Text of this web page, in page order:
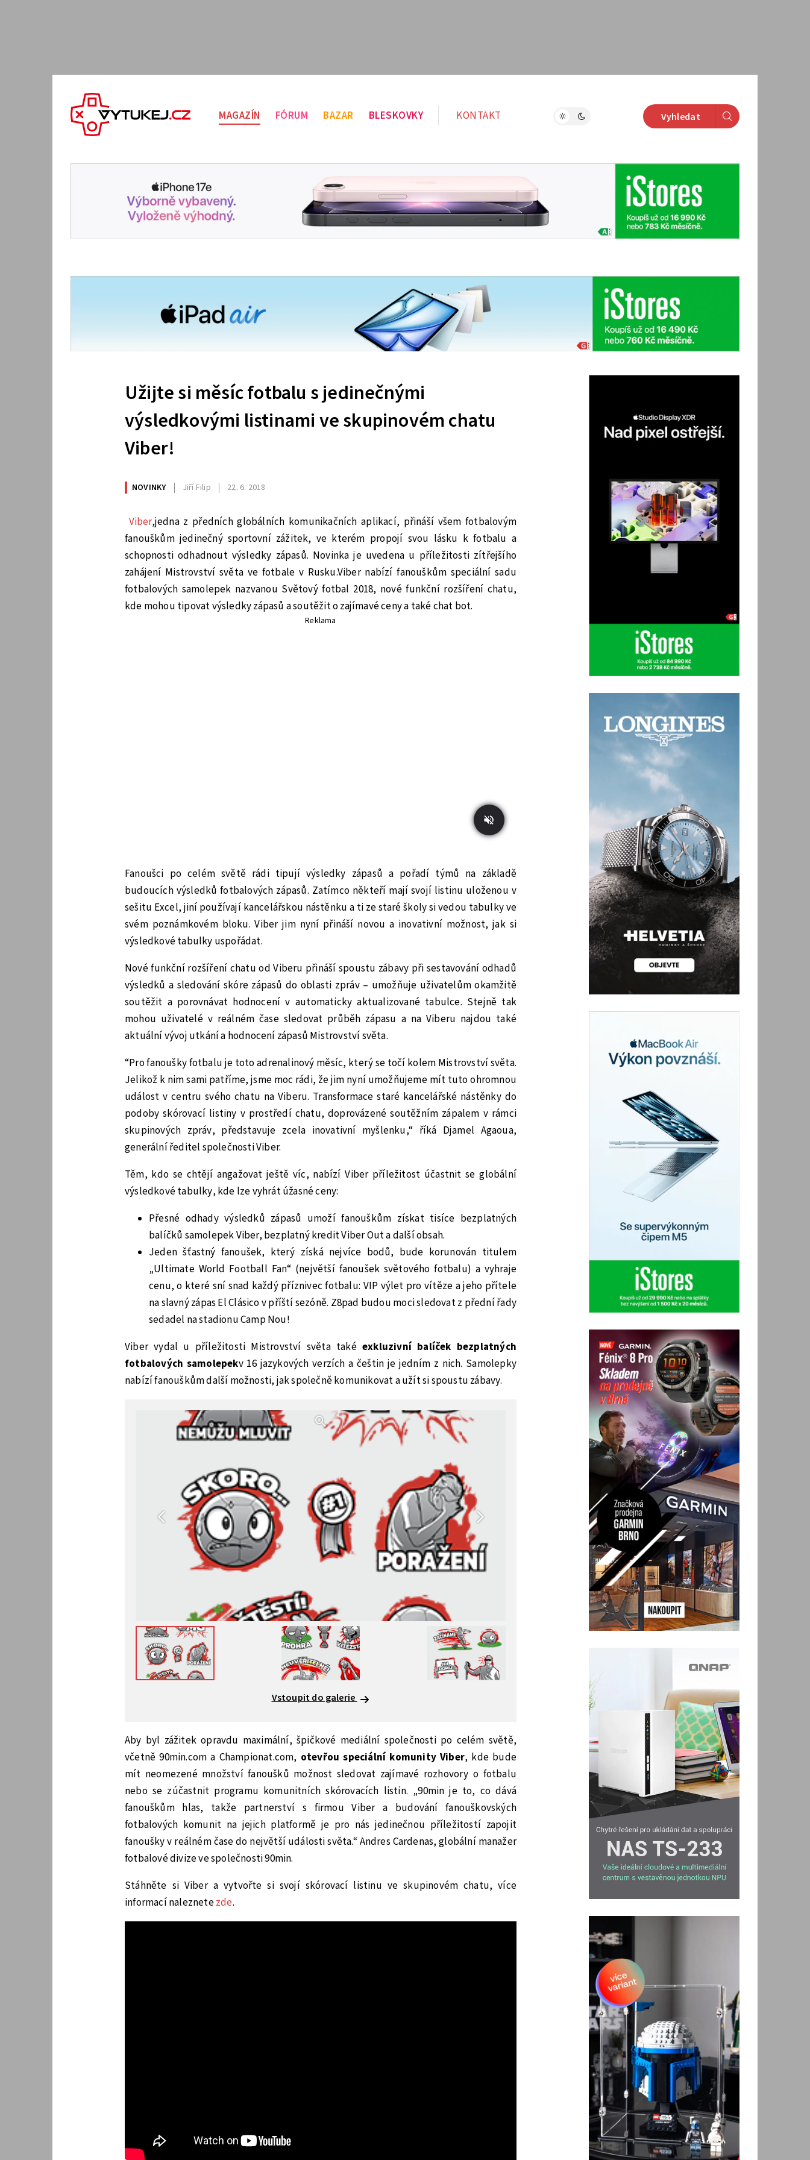
MAGAZÍN FÓRUM BAZAR BLESKOVKY KONTAKT Vyhledat
Užijte si měsíc fotbalu s jedinečnými
výsledkovými listinami ve skupinovém chatu
Viber!
NOVINKY Jiří Filip 22. 6. 2018
Viber,jedna z předních globálních komunikačních aplikací, přináší všem fotbalovým
fanouškům jedinečný sportovní zážitek, ve kterém propojí svou lásku k fotbalu a
schopnosti odhadnout výsledky zápasů. Novinka je uvedena u příležitosti zítřejšího
zahájení Mistrovství světa ve fotbale v Rusku.Viber nabízí fanouškům speciální sadu
fotbalových samolepek nazvanou Světový fotbal 2018, nové funkční rozšíření chatu,
kde mohou tipovat výsledky zápasů a soutěžit o zajímavé ceny a také chat bot.
Reklama
Fanoušci po celém světě rádi tipují výsledky zápasů a pořadí týmů na základě
budoucích výsledků fotbalových zápasů. Zatímco někteří mají svojí listinu uloženou v
sešitu Excel, jiní používají kancelářskou nástěnku a ti ze staré školy si vedou tabulky ve
svém poznámkovém bloku. Viber jim nyní přináší novou a inovativní možnost, jak si
výsledkové tabulky uspořádat.
Nové funkční rozšíření chatu od Viberu přináší spoustu zábavy při sestavování odhadů
výsledků a sledování skóre zápasů do oblasti zpráv – umožňuje uživatelům okamžitě
soutěžit a porovnávat hodnocení v automaticky aktualizované tabulce. Stejně tak
mohou uživatelé v reálném čase sledovat průběh zápasu a na Viberu najdou také
aktuální vývoj utkání a hodnocení zápasů Mistrovství světa.
“Pro fanoušky fotbalu je toto adrenalinový měsíc, který se točí kolem Mistrovství světa.
Jelikož k nim sami patříme, jsme moc rádi, že jim nyní umožňujeme mít tuto ohromnou
událost v centru svého chatu na Viberu. Transformace staré kancelářské nástěnky do
podoby skórovací listiny v prostředí chatu, doprovázené soutěžním zápalem v rámci
skupinových zpráv, představuje zcela inovativní myšlenku,“ říká Djamel Agaoua,
generální ředitel společnosti Viber.
Těm, kdo se chtějí angažovat ještě víc, nabízí Viber příležitost účastnit se globální
výsledkové tabulky, kde lze vyhrát úžasné ceny:
Přesné odhady výsledků zápasů umoží fanouškům získat tisíce bezplatných
balíčků samolepek Viber, bezplatný kredit Viber Out a další obsah.
Jeden šťastný fanoušek, který získá nejvíce bodů, bude korunován titulem
„Ultimate World Football Fan“ (největší fanoušek světového fotbalu) a vyhraje
cenu, o které sní snad každý příznivec fotbalu: VIP výlet pro vítěze a jeho přítele
na slavný zápas El Clásico v příští sezóně. Z8pad budou moci sledovat z přední řady
sedadel na stadionu Camp Nou!
Viber vydal u příležitosti Mistrovství světa také exkluzivní balíček bezplatných
fotbalových samolepekv 16 jazykových verzích a češtin je jedním z nich. Samolepky
nabízí fanouškům další možnosti, jak společně komunikovat a užít si spoustu zábavy.
Vstoupit do galerie
Aby byl zážitek opravdu maximální, špičkové mediální společnosti po celém světě,
včetně 90min.com a Championat.com, otevřou speciální komunity Viber, kde bude
mít neomezené množství fanoušků možnost sledovat zajímavé rozhovory o fotbalu
nebo se zúčastnit programu komunitních skórovacích listin. „90min je to, co dává
fanouškům hlas, takže partnerství s firmou Viber a budování fanouškovských
fotbalových komunit na jejich platformě je pro nás jedinečnou příležitostí zapojit
fanoušky v reálném čase do největší události světa.“ Andres Cardenas, globální manažer
fotbalové divize ve společnosti 90min.
Stáhněte si Viber a vytvořte si svojí skórovací listinu ve skupinovém chatu, více
informací naleznetezde.